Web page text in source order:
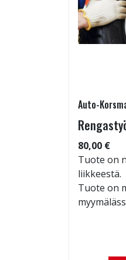
Auto-
80,00 €
Tuote on
liikkeestä.
Tuote on